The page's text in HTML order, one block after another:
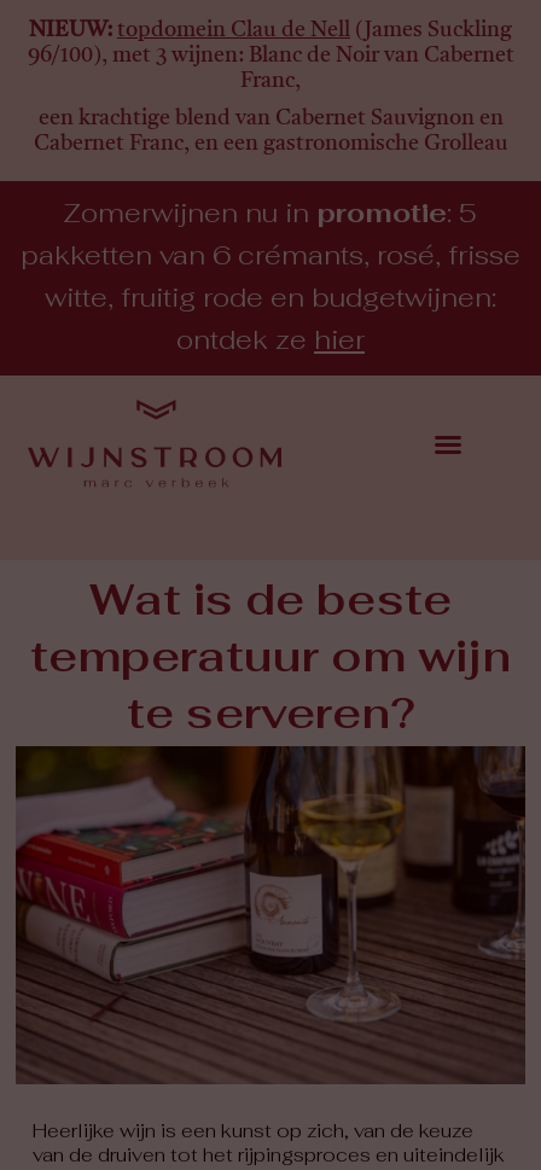
NIEUW: topdomein Clau de Nell (James Suckling
96/100), met 3 wijnen: Blanc de Noir van Cabernet
Franc,
een krachtige blend van Cabernet Sauvignon en
Cabernet Franc, en een gastronomische Grolleau
Zomerwijnen nu in promotie: 5
pakketten van 6 crémants, rosé, frisse
witte, fruitig rode en budgetwijnen:
ontdek ze hier
Wat is de beste
temperatuur om wijn
te serveren?
Heerlijke wijn is een kunst op zich, van de keuze
van de druiven tot het rijpingsproces en uiteindelijk